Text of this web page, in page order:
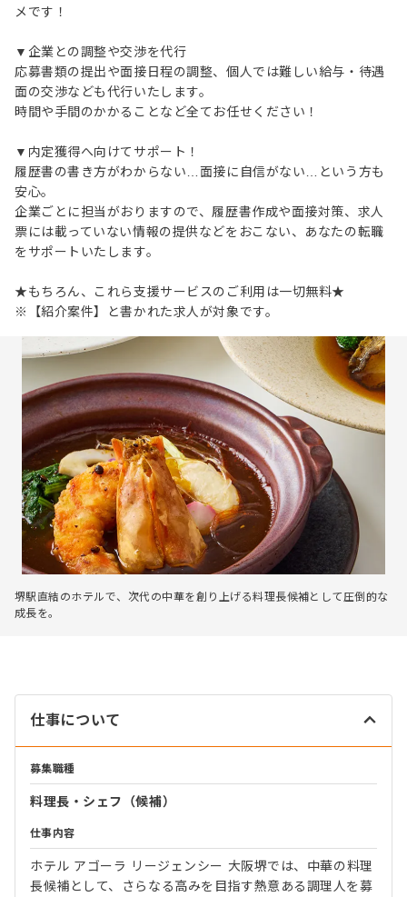
メです！
▼企業との調整や交渉を代行
応募書類の提出や面接日程の調整、個人では難しい給与・待遇
面の交渉なども代行いたします。
時間や手間のかかることなど全てお任せください！
▼内定獲得へ向けてサポート！
履歴書の書き方がわからない…面接に自信がない…という方も
安心。
企業ごとに担当がおりますので、履歴書作成や面接対策、求人
票には載っていない情報の提供などをおこない、あなたの転職
をサポートいたします。
★もちろん、これら支援サービスのご利用は一切無料★
※【紹介案件】と書かれた求人が対象です。
堺駅直結のホテルで、次代の中華を創り上げる料理長候補として圧倒的な
成長を。
仕事について
募集職種
料理長・シェフ（候補）
仕事内容
ホテル アゴーラ リージェンシー 大阪堺では、中華の料理
長候補として、さらなる高みを目指す熱意ある調理人を募